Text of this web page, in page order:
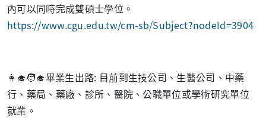
內可以同時完成雙碩士學位。
https://www.cgu.edu.tw/cm-sb/Subject?nodeId=3904
👩‍🎓🧑‍🎓畢業生出路: 目前到生技公司、生醫公司、中藥
行、藥局、藥廠、診所、醫院、公職單位或學術研究單位
就業。